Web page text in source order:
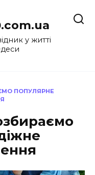
у житті
ПОПУЛЯРНЕ